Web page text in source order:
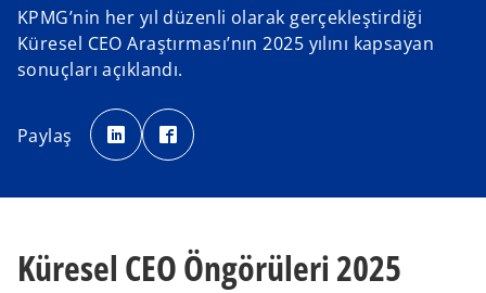
KPMG’nin her yıl düzenli olarak gerçekleştirdiği
Küresel CEO Araştırması’nın 2025 yılını kapsayan
sonuçları açıklandı.
Paylaş p
e
n
t
a
b
p
e
t
a
b
Küresel CEO Öngörüleri 2025